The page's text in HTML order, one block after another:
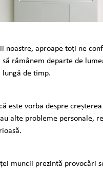
noastre, aproape toți ne
să rămânem departe de
lungă de timp.
este vorba despre
alte probleme personale,
muncii prezintă provocări